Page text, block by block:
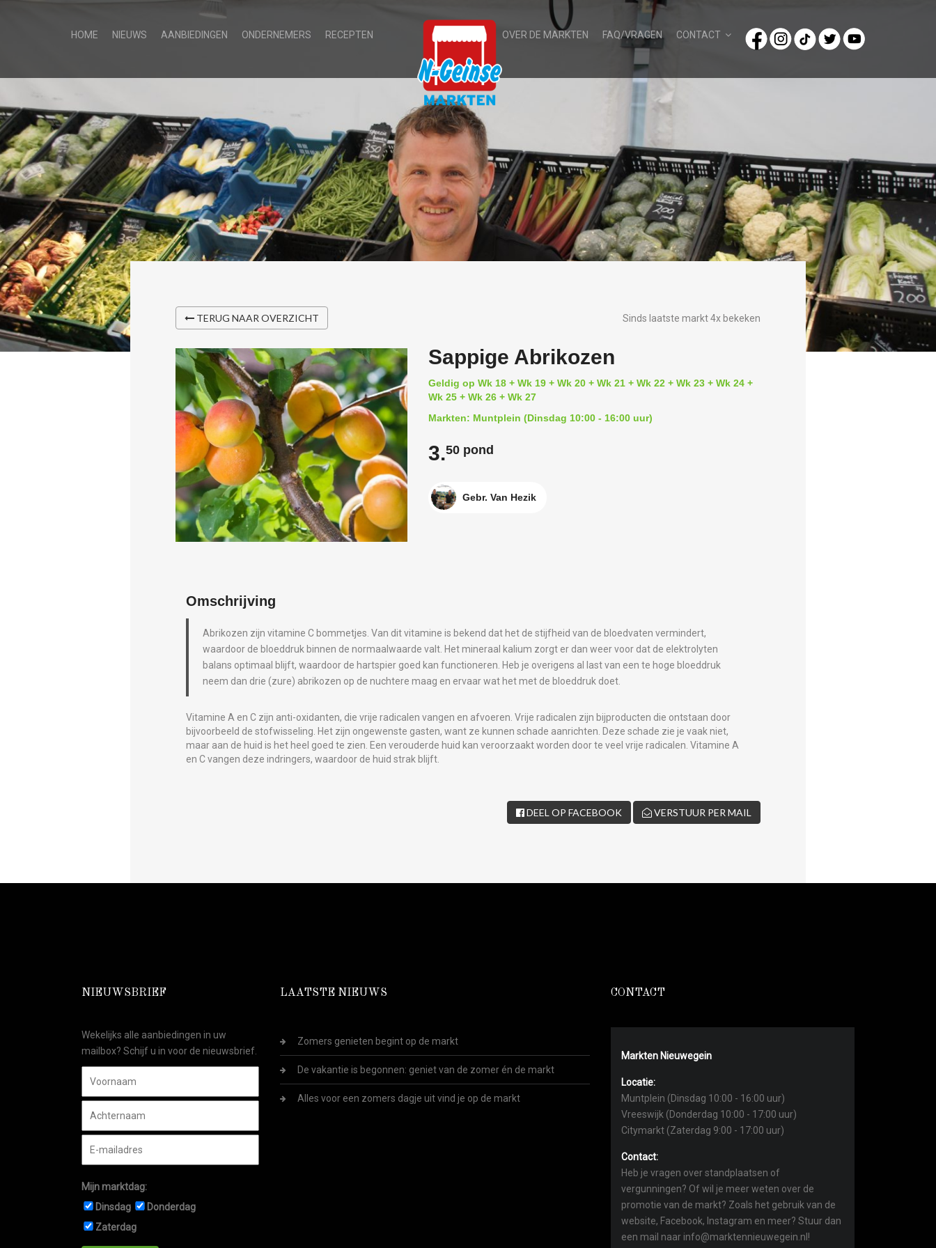
HOME NIEUWS AANBIEDINGEN ONDERNEMERS RECEPTEN OVER DE MARKTEN FAQ/VRAGEN CONTACT
TERUG NAAR OVERZICHT Sinds laatste markt 4x bekeken
Sappige Abrikozen
Geldig op Wk 18 + Wk 19 + Wk 20 + Wk 21 + Wk 22 + Wk 23 + Wk 24 +
Wk 25 + Wk 26 + Wk 27
Markten: Muntplein (Dinsdag 10:00 - 16:00 uur)
3.50 pond
Gebr. Van Hezik
Omschrijving
Abrikozen zijn vitamine C bommetjes. Van dit vitamine is bekend dat het de stijfheid van de bloedvaten vermindert,
waardoor de bloeddruk binnen de normaalwaarde valt. Het mineraal kalium zorgt er dan weer voor dat de elektrolyten
balans optimaal blijft, waardoor de hartspier goed kan functioneren. Heb je overigens al last van een te hoge bloeddruk
neem dan drie (zure) abrikozen op de nuchtere maag en ervaar wat het met de bloeddruk doet.
Vitamine A en C zijn anti-oxidanten, die vrije radicalen vangen en afvoeren. Vrije radicalen zijn bijproducten die ontstaan door
bijvoorbeeld de stofwisseling. Het zijn ongewenste gasten, want ze kunnen schade aanrichten. Deze schade zie je vaak niet,
maar aan de huid is het heel goed te zien. Een verouderde huid kan veroorzaakt worden door te veel vrije radicalen. Vitamine A
en C vangen deze indringers, waardoor de huid strak blijft.
DEEL OP FACEBOOK VERSTUUR PER MAIL
NIEUWSBRIEF
Wekelijks alle aanbiedingen in uw
mailbox? Schijf u in voor de nieuwsbrief.
Mijn marktdag:
Dinsdag
Donderdag
Zaterdag
LAATSTE NIEUWS
Zomers genieten begint op de markt
De vakantie is begonnen: geniet van de zomer én de markt
Alles voor een zomers dagje uit vind je op de markt
CONTACT
Markten Nieuwegein
Locatie:
Muntplein (Dinsdag 10:00 - 16:00 uur)
Vreeswijk (Donderdag 10:00 - 17:00 uur)
Citymarkt (Zaterdag 9:00 - 17:00 uur)
Contact:
Heb je vragen over standplaatsen of
vergunningen? Of wil je meer weten over de
promotie van de markt? Zoals het gebruik van de
website, Facebook, Instagram en meer? Stuur dan
een mail naar info@marktennieuwegein.nl!